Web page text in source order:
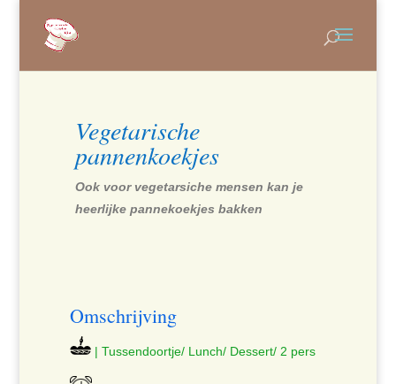
Vegetarische
pannenkoekjes
Ook voor vegetarsiche mensen kan je
heerlijke pannekoekjes bakken
Omschrijving
| Tussendoortje/ Lunch/ Dessert/ 2 pers